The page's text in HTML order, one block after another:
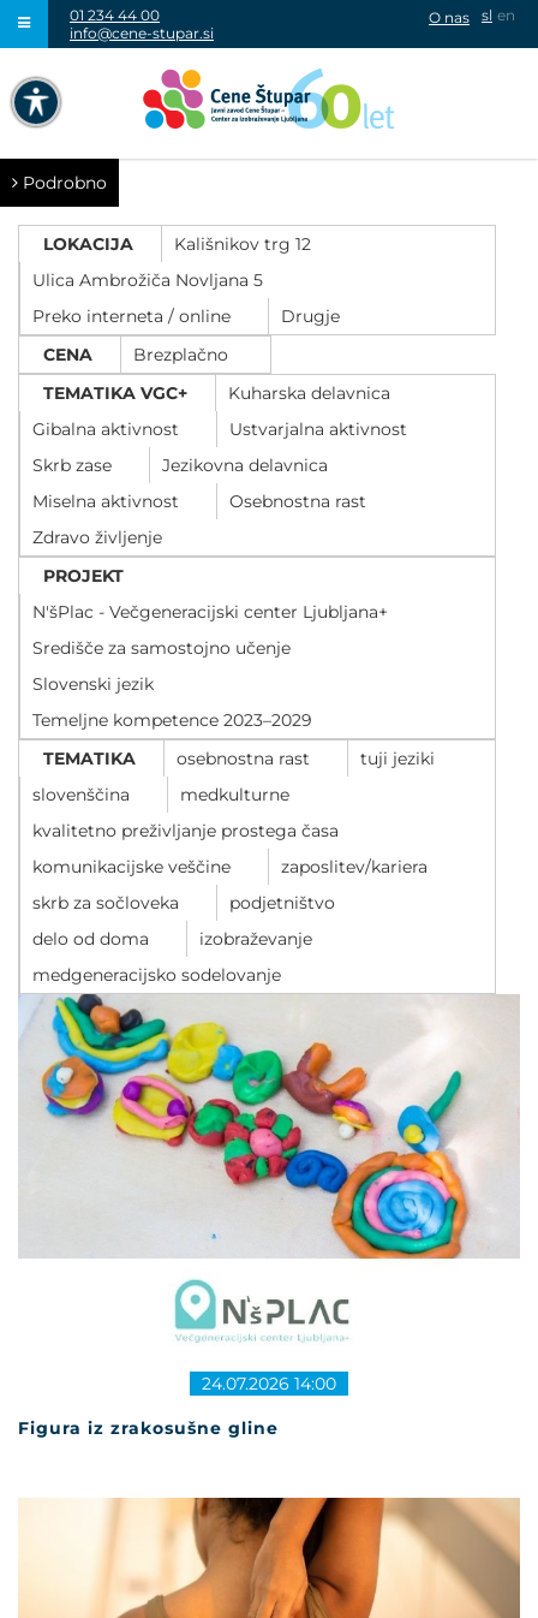
NAVIGACIJA PREKO TIPKOVNICE
VISOK KONTRAST
SIVINE
POVEČAJ PISAVO
POMANJŠAJ PISAVO
OZNAČI NASLOVE
OZNAČI POVEZAVE
PODČRTAJ POVEZAVE
ZEMLJEVID STRANI
IZJAVA O DOSTOPNOSTI
01 234 44 00
info@cene-stupar.si
sl en
O nas
Podrobno
LOKACIJA
Kališnikov trg 12
Ulica Ambrožiča Novljana 5
Preko interneta / online
Drugje
CENA
Brezplačno
TEMATIKA VGC+
Kuharska delavnica
Gibalna aktivnost
Ustvarjalna aktivnost
Skrb zase
Jezikovna delavnica
Miselna aktivnost
Osebnostna rast
Zdravo življenje
PROJEKT
N'šPlac - Večgeneracijski center Ljubljana+
Središče za samostojno učenje
Slovenski jezik
Temeljne kompetence 2023–2029
TEMATIKA
osebnostna rast
tuji jeziki
slovenščina
medkulturne
kvalitetno preživljanje prostega časa
komunikacijske veščine
zaposlitev/kariera
skrb za sočloveka
podjetništvo
delo od doma
izobraževanje
medgeneracijsko sodelovanje
Figura iz zrakosušne gline
24.07.2026 14:00